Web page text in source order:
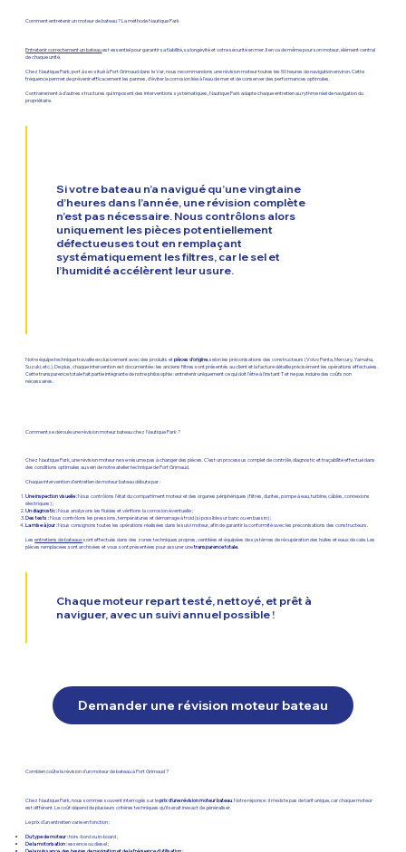
Comment entretenir un moteur de bateau ? La méthode Nautique Park
Entretenir correctement un bateauest essentiel pour garantir sa fiabilité, sa longévité et votre sécurité en mer. Il en va de même pour son moteur, élément central
de chaque unité.
Chez Nautique Park, port à sec situé à Port Grimaud dans le Var, nous recommandons une révision moteur toutes les 50 heures de navigation environ. Cette
fréquence permet de prévenir efficacement les pannes, d’éviter la corrosion liée à l’eau de mer et de conserver des performances optimales.
Contrairement à d’autres structures qui imposent des interventions systématiques, Nautique Park adapte chaque entretien au rythme réel de navigation du
propriétaire.
Si votre bateau n’a navigué qu’une vingtaine
d’heures dans l’année, une révision complète
n’est pas nécessaire. Nous contrôlons alors
uniquement les pièces potentiellement
défectueuses tout en remplaçant
systématiquement les filtres, car le sel et
l’humidité accélèrent leur usure.
Notre équipe technique travaille exclusivement avec des produits etpièces d’origine , selon les préconisations des constructeurs (Volvo Penta, Mercury, Yamaha,
Suzuki, etc.). De plus, chaque intervention est documentée : les anciens filtres sont présentés au client et la facture détaille précisément les opérations effectuées.
Cette transparence totale fait partie intégrante de notre philosophie : entretenir uniquement ce qui doit l'être à l'instant T et ne pas induire des coûts non
nécessaires.
Comment se déroule une révision moteur bateau chez Nautique Park ?
Chez Nautique Park, une révision moteur ne se résume pas à changer des pièces. C’est un processus complet de contrôle, diagnostic et traçabilité effectué dans
des conditions optimales au sein de notre atelier technique de Port Grimaud.
Chaque intervention d'entretien de moteur bateau débute par :
Une inspection visuelle :Nous contrôlons l'état du compartiment moteur et des organes périphériques (filtres, durites, pompe à eau, turbine, câbles, connexions
électriques) ;
Un diagnostic :Nous analysons les fluides et vérifions la corrosion éventuelle ;
Des tests :Nous contrôlons les pressions, températures et démarrage à froid (si possible sur banc ou en bassin) ;
La mise à jour :Nous consignons toutes les opérations réalisées dans le suivi moteur, afin de garantir la conformité avec les préconisations des constructeurs.
Lesentretiens de bateauxsont effectués dans des zones techniques propres, ventilées et équipées de systèmes de récupération des huiles et eaux de cale. Les
pièces remplacées sont archivées et vous sont présentées pour assurer unetransparence totale.
Chaque moteur repart testé, nettoyé, et prêt à
naviguer, avec un suivi annuel possible !
Demander une révision moteur bateau
Combien coûte la révision d’un moteur de bateau à Port Grimaud ?
Chez Nautique Park, nous sommes souvent interrogés sur leprix d’une révision moteur bateau . Notre réponse : il n’existe pas de tarif unique, car chaque moteur
est différent. Le coût dépend de plusieurs critères techniques qu’il serait inexact de généraliser.
Le prix d’un entretien varie en fonction :
Du type de moteur :hors-bord ou in-board ;
De la motorisation :essence ou diesel ;
De la puissance, des heures de navigation et de la fréquence d'utilisation ;